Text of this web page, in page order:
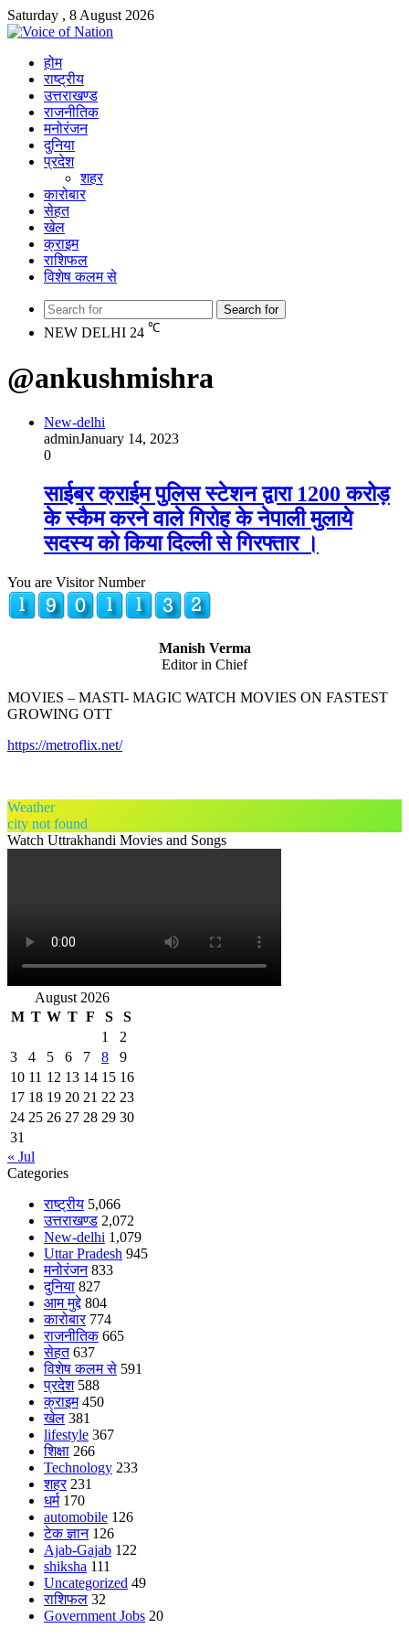
Saturday , 8 August 2026
होम
राष्ट्रीय
उत्तराखण्ड
राजनीतिक
मनोरंजन
दुनिया
प्रदेश
शहर
कारोबार
सेहत
खेल
क्राइम
राशिफल
विशेष कलम से
Search for
NEW DELHI 24 ℃
@ankushmishra
New-delhi
adminJanuary 14, 2023
0
साईबर क्राईम पुलिस स्टेशन द्वारा 1200 करोड़
के स्कैम करने वाले गिरोह के नेपाली मुलाये
सदस्य को किया दिल्ली से गिरफ्तार ।
You are Visitor Number
Manish Verma
Editor in Chief
MOVIES – MASTI- MAGIC WATCH MOVIES ON FASTEST
GROWING OTT
https://metroflix.net/
Weather
city not found
Watch Uttrakhandi Movies and Songs
August 2026
M T W T F S
S
1
2
3
4 5 6 7 8
9
10 11 12 13 14 15 16
17 18 19 20 21 22 23
24 25 26 27 28 29 30
31
« Jul
Categories
राष्ट्रीय 5,066
उत्तराखण्ड 2,072
New-delhi 1,079
Uttar Pradesh 945
मनोरंजन 833
दुनिया 827
आम मुद्दे 804
कारोबार 774
राजनीतिक 665
सेहत 637
विशेष कलम से 591
प्रदेश 588
क्राइम 450
खेल 381
lifestyle 367
शिक्षा 266
Technology 233
शहर 231
धर्म 170
automobile 126
टेक ज्ञान 126
Ajab-Gajab 122
shiksha 111
Uncategorized 49
राशिफल 32
Government Jobs 20